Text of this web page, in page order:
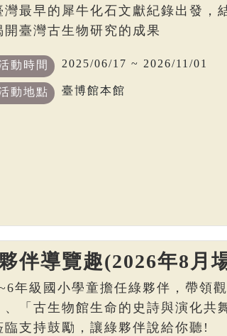
灣最早的犀牛化石文獻紀錄出發，
開臺灣古生物研究的成果
動時間 2025/06/17 ~ 2026/11/01
動地點 臺博館本館
伴導覽趣(2026年8月
年級國小學童擔任綠夥伴，帶領
、「古生物館生命的史詩與演化共
臨支持鼓勵，讓綠夥伴說給你聽!